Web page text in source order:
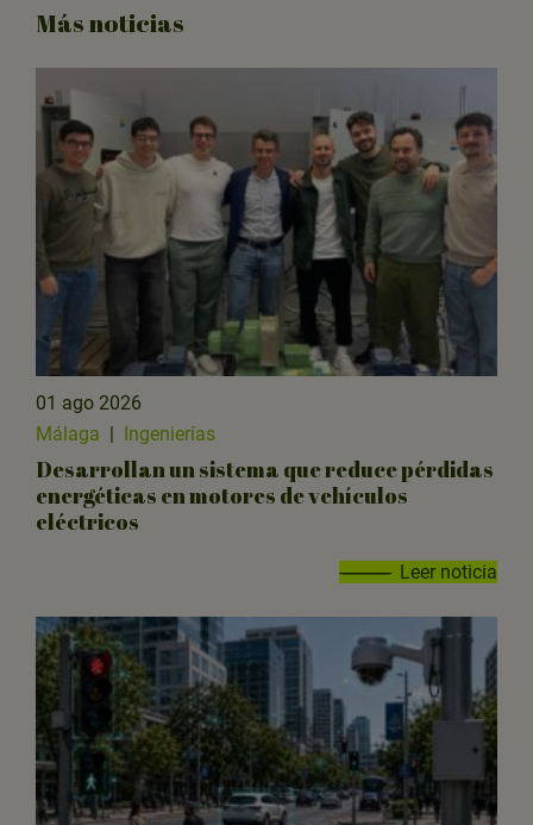
Más noticias
01 ago 2026
Málaga | Ingenierías
Desarrollan un sistema que reduce pérdidas
energéticas en motores de vehículos
eléctricos
Leer noticia